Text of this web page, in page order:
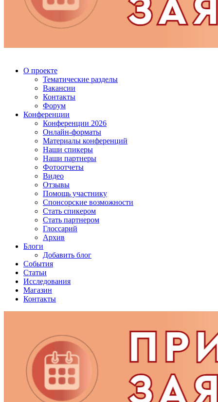
О проекте
Тематические разделы
Вакансии
Контакты
Форум
Конференции
Конференции 2026
Онлайн-форматы
Материалы конференций
Наши спикеры
Наши партнеры
Фотоотчеты
Видео
Отзывы
Помощь участнику
Спонсорские возможности
Стать спикером
Стать партнером
Глоссарий
Архив
Блоги
Добавить блог
События
Статьи
Исследования
Магазин
Контакты